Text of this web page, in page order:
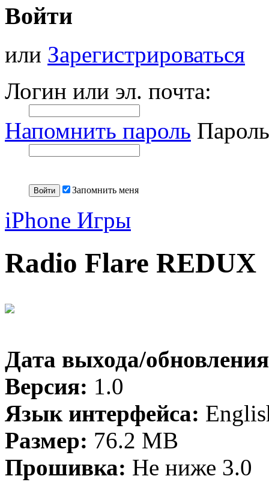
Войти
или Зарегистрироваться
Логин или эл. почта:
Напомнить пароль
Запомнить меня
iPhone Игры
Radio Flare REDUX
Дата выхода/
Версия: 1.0
Язык интерфейса:
Размер: 76.2 MB
Прошивка: Не ниже 3.0